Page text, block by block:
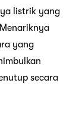
listrik yang
yang
secara